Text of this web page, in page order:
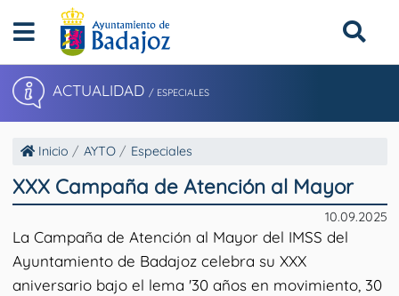
ACTUALIDAD / ESPECIALES
Inicio AYTO Especiales
XXX Campaña de Atención al Mayor
10.09.2025
La Campaña de Atención al Mayor del IMSS del
Ayuntamiento de Badajoz celebra su XXX
aniversario bajo el lema '30 años en movimiento, 30